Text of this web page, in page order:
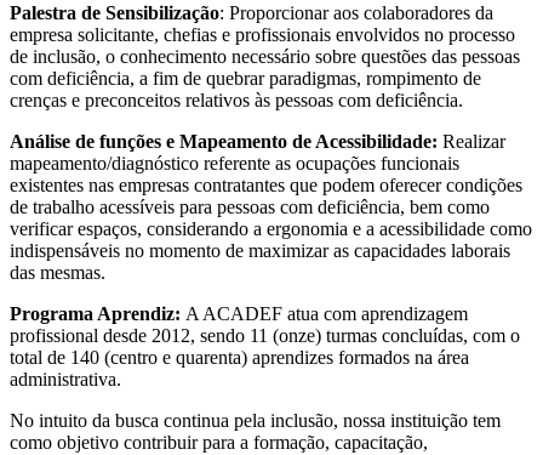
Palestra de Sensibilização: Proporcionar aos colaboradores da
empresa solicitante, chefias e profissionais envolvidos no processo
de inclusão, o conhecimento necessário sobre questões das pessoas
com deficiência, a fim de quebrar paradigmas, rompimento de
crenças e preconceitos relativos às pessoas com deficiência.
Análise de funções e Mapeamento de Acessibilidade: Realizar
mapeamento/diagnóstico referente as ocupações funcionais
existentes nas empresas contratantes que podem oferecer condições
de trabalho acessíveis para pessoas com deficiência, bem como
verificar espaços, considerando a ergonomia e a acessibilidade como
indispensáveis no momento de maximizar as capacidades laborais
das mesmas.
Programa Aprendiz: A ACADEF atua com aprendizagem
profissional desde 2012, sendo 11 (onze) turmas concluídas, com o
total de 140 (centro e quarenta) aprendizes formados na área
administrativa.
No intuito da busca continua pela inclusão, nossa instituição tem
como objetivo contribuir para a formação, capacitação,